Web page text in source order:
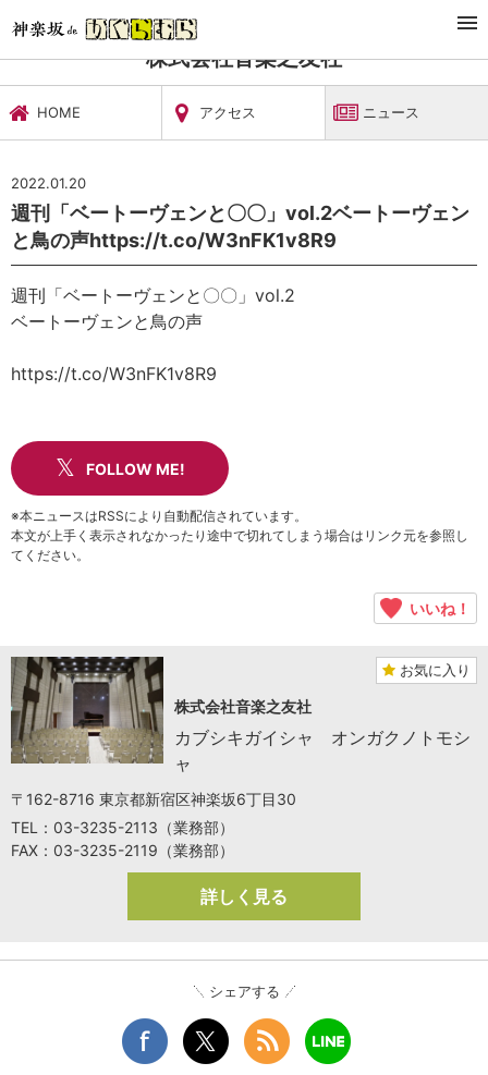
文化施設・ギャラリー
株式会社音楽之友社
HOME アクセス ニュース
2022.01.20
週刊「ベートーヴェンと〇〇」vol.2ベートーヴェン
と鳥の声https://t.co/W3nFK1v8R9
週刊「ベートーヴェンと〇〇」vol.2
ベートーヴェンと鳥の声
https://t.co/W3nFK1v8R9
FOLLOW ME!
※本ニュースはRSSにより自動配信されています。
本文が上手く表示されなかったり途中で切れてしまう場合はリンク元を参照し
てください。
いいね！
お気に入り
株式会社音楽之友社
カブシキガイシャ オンガクノトモシ
ャ
〒162-8716 東京都新宿区神楽坂6丁目30
TEL：03-3235-2113（業務部）
FAX：03-3235-2119（業務部）
詳しく見る
シェアする